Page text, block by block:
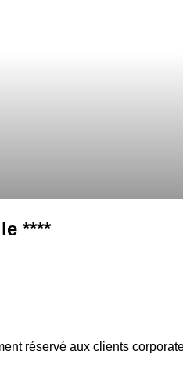
****
réservé aux clients